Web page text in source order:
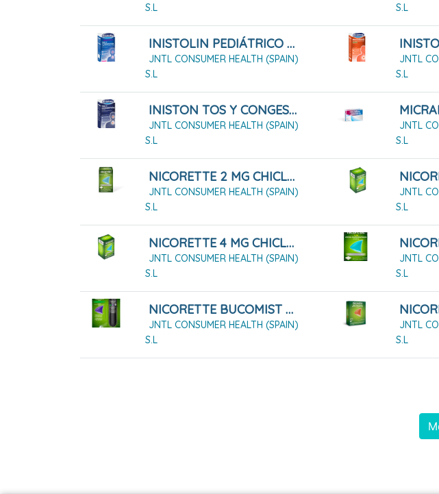
S.L
S.L
INISTOLIN PEDIÁTRICO TOS Y CONGESTIÓN 2 MG/ML + 6 MG/ML JARABE
JNTL CONSUMER HEALTH (SPAIN)
S.L
JNTL
S.L
INISTON TOS Y CONGESTIÓN JARABE 200 ML
JNTL CONSUMER HEALTH (SPAIN)
S.L
JNTL
S.L
NICORETTE 2 MG CHICLES MEDICAMENTOSOS 105 CHICLES
JNTL CONSUMER HEALTH (SPAIN)
S.L
JNTL
S.L
NICORETTE 4 MG CHICLES MEDICAMENTOSOS 105 CHICLES
JNTL CONSUMER HEALTH (SPAIN)
S.L
JNTL
S.L
NICORETTE BUCOMIST 1 MG/PULSACIÓN SOLUCIÓN PARA PULVERIZACIÓN BUCAL, 1X1 DISPENSADOR DE 13,2 ML
JNTL CONSUMER HEALTH (SPAIN)
S.L
JNTL
S.L